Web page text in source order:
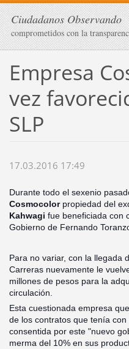
Ciudadanos Observando
comprometidos con la
Empresa
vez
SLP
17.03.2016 17:49
Durante todo el sexenio
Cosmocolorpropiedad del
Kahwagi fue beneficiada con
Gobierno de Fernando
Para no variar, con la llegada
Carreras nuevamente le
millones de pesos para la
circulación.
Esta cuestionada empresa
de los contratos que tenía con
consentida por este "nuevo
merma del 10% en sus